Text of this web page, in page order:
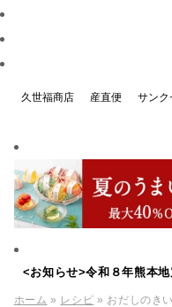
久世福商店 産直便 サンク
<お知らせ>令和８年熊本
ホーム » レシピ » おだしのき